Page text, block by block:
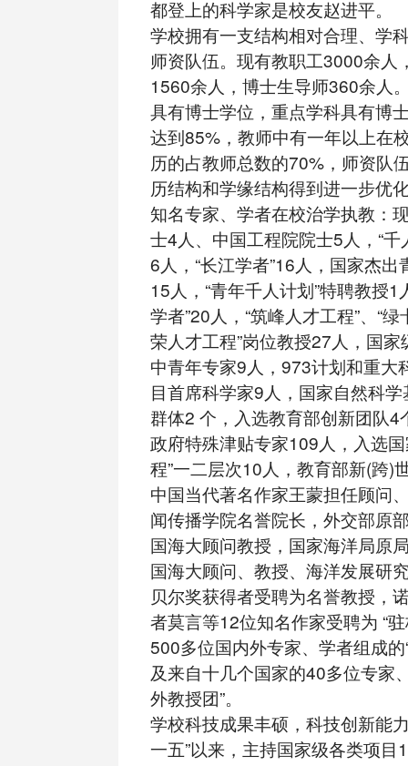
都登上的科学家是校友赵进平。
学校拥有一支结构相对合理、学
师资队伍。现有教职工3000余人
1560余人，博士生导师360余人
具有博士学位，重点学科具有博
达到85%，教师中有一年以上在
历的占教师总数的70%，师资队
历结构和学缘结构得到进一步优
知名专家、学者在校治学执教：
士4人、中国工程院院士5人，“千
6人，“长江学者”16人，国家杰
15人，“青年千人计划”特聘教授1
学者”20人，“筑峰人才工程”、“绿
荣人才工程”岗位教授27人，国
中青年专家9人，973计划和重大
目首席科学家9人，国家自然科
群体2 个，入选教育部创新团队4
政府特殊津贴专家109人，入选
程”一二层次10人，教育部新(跨)
中国当代著名作家王蒙担任顾问
闻传播学院名誉院长，外交部原
国海大顾问教授，国家海洋局原
国海大顾问、教授、海洋发展研
贝尔奖获得者受聘为名誉教授，
者莫言等12位知名作家受聘为 “
500多位国内外专家、学者组成的
及来自十几个国家的40多位专家
外教授团”。
学校科技成果丰硕，科技创新能
一五”以来，主持国家级各类项目